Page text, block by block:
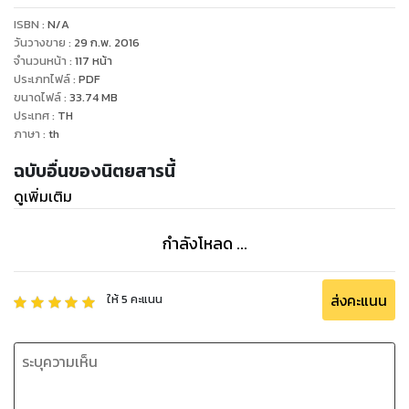
ISBN : N/A
วันวางขาย : 29 ก.พ. 2016
จำนวนหน้า : 117 หน้า
ประเภทไฟล์: PDF
ขนาดไฟล์: 33.74MB
ประเทศ: TH
ภาษา : th
ฉบับอื่นของนิตยสารนี้
ดูเพิ่มเติม
กำลังโหลด ...
ให้5 คะแนน ส่งคะแนน